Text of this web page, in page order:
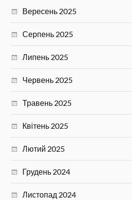
Вересень 2025
Серпень 2025
Липень 2025
Червень 2025
Травень 2025
Квітень 2025
Лютий 2025
Грудень 2024
Листопад 2024